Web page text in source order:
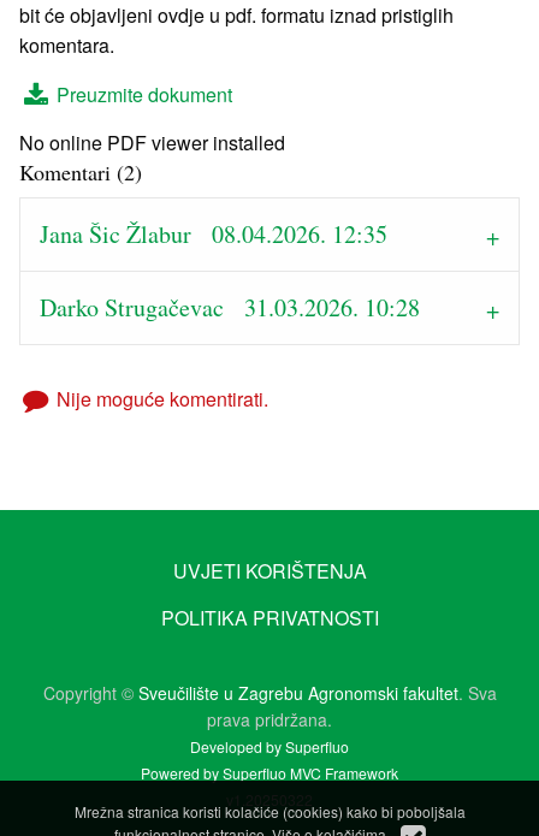
bit će objavljeni ovdje u pdf. formatu iznad pristiglih
komentara.
Preuzmite dokument
No online PDF viewer installed
Komentari (2)
Jana Šic Žlabur 08.04.2026. 12:35
Darko Strugačevac 31.03.2026. 10:28
Nije moguće komentirati.
UVJETI KORIŠTENJA
POLITIKA PRIVATNOSTI
Copyright © Sveučilište u Zagrebu Agronomski fakultet. Sva
prava pridržana.
Developed by Superfluo
Powered by Superfluo MVC Framework
Mrežna stranica koristi kolačiće (cookies) kako bi poboljšala